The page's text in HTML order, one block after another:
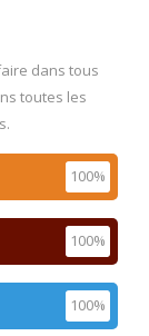
dans tous
toutes les
100%
100%
100%